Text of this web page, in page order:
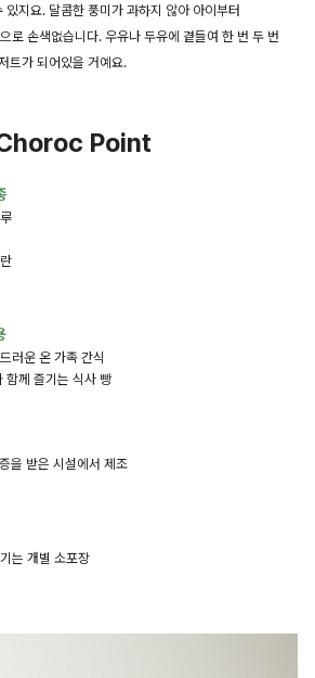
지요. 달콤한 풍미가 과하지 않아 아이부터
로 손색없습니다. 우유나 두유에 곁들여 한 번 두 번
트가 되어있을 거예요.
Point
러운 온 가족 간식
함께 즐기는 식사 빵
을 받은 시설에서 제조
는 개별 소포장